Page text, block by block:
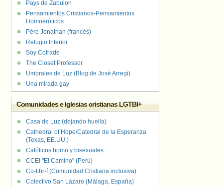
Pays de Zabulon
Pensamientos Cristianos-Pensamientos
Homoeróticos
Père Jonathan (francés)
Refugio Interior
Soy Cofrade
The Closet Professor
Umbrales de Luz (Blog de José Arregi)
Una mirada gay
Comunidades e Iglesias cristianas LGTBI+
Casa de Luz (dejando huella)
Cathedral of Hope/Catedral de la Esperanza
(Texas, EE.UU.)
Católicos homo y bisexuales
CCEI "El Camino" (Perú)
Co-libr-í (Comunidad Cristiana inclusiva)
Colectivo San Lázaro (Málaga, España)